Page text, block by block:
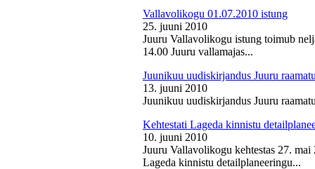
Vallavolikogu 01.07.2010 istung
25. juuni 2010
Juuru Vallavolikogu istung toimub
14.00 Juuru vallamajas...
Juunikuu uudiskirjandus Juuru
13. juuni 2010
Juunikuu uudiskirjandus Juuru
Kehtestati Lageda kinnistu
10. juuni 2010
Juuru Vallavolikogu kehtestas 27.
Lageda kinnistu detailplaneeringu...